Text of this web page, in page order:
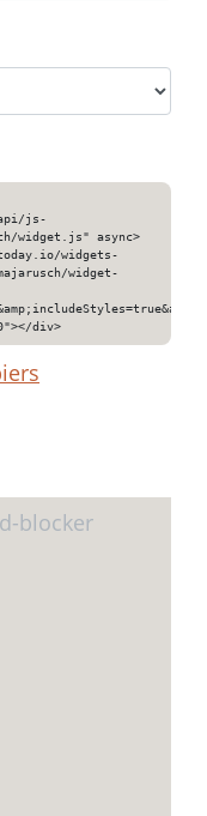
js-
widget.js" async>
widgets-
widget-
div>